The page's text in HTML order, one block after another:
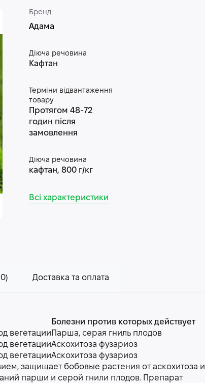
Бренд
Адама
Діюча речовина
Кафтан
Терміни відвантаження
товару
Протягом 48-72
годин після
замовлення
Діюча речовина
кафтан, 800 г/кг
Всі характеристики
Доставка та оплата
Болезни против которых действует
вегетации Парша, серая гниль плодов
вегетацииАскохитоза фузариоз
вегетацииАскохитоза фузариоз
защищает бобовые растения от аскохитоза и
парши и серой гнили плодов. Препарат